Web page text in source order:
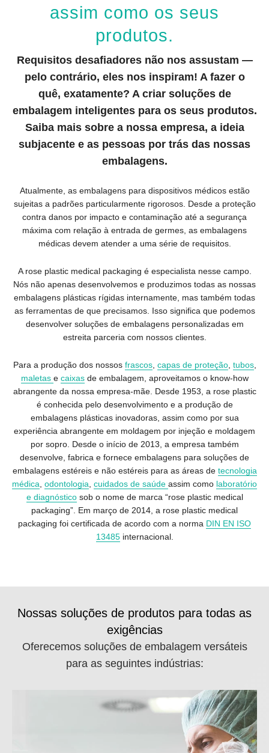
assim como os seus
produtos.
Requisitos desafiadores não nos assustam —
pelo contrário, eles nos inspiram! A fazer o
quê, exatamente? A criar soluções de
embalagem inteligentes para os seus produtos.
Saiba mais sobre a nossa empresa, a ideia
subjacente e as pessoas por trás das nossas
embalagens.
Atualmente, as embalagens para dispositivos médicos estão
sujeitas a padrões particularmente rigorosos. Desde a proteção
contra danos por impacto e contaminação até a segurança
máxima com relação à entrada de germes, as embalagens
médicas devem atender a uma série de requisitos.
A rose plastic medical packaging é especialista nesse campo.
Nós não apenas desenvolvemos e produzimos todas as nossas
embalagens plásticas rígidas internamente, mas também todas
as ferramentas de que precisamos. Isso significa que podemos
desenvolver soluções de embalagens personalizadas em
estreita parceria com nossos clientes.
Para a produção dos nossos frascos, capas de proteção, tubos,
maletas e caixasde embalagem, aproveitamos o know-how
abrangente da nossa empresa-mãe. Desde 1953, a rose plastic
é conhecida pelo desenvolvimento e a produção de
embalagens plásticas inovadoras, assim como por sua
experiência abrangente em moldagem por injeção e moldagem
por sopro. Desde o início de 2013, a empresa também
desenvolve, fabrica e fornece embalagens para soluções de
embalagens estéreis e não estéreis para as áreas de tecnologia
médica, odontologia, cuidados de saúde assim como laboratório
e diagnósticosob o nome de marca “rose plastic medical
packaging”. Em março de 2014, a rose plastic medical
packaging foi certificada de acordo com a norma DIN EN ISO
13485internacional.
Nossas soluções de produtos para todas as
exigências
Oferecemos soluções de embalagem versáteis
para as seguintes indústrias: